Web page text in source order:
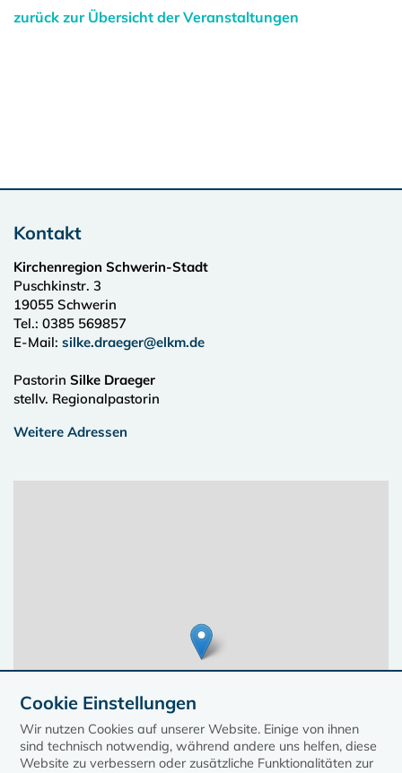
zurück zur Übersicht der Veranstaltungen
Kontakt
Kirchenregion Schwerin-Stadt
Puschkinstr. 3
19055 Schwerin
Tel.: 0385 569857
E-Mail: silke.draeger@elkm.de
Pastorin Silke Draeger
stellv. Regionalpastorin
Weitere Adressen
Cookie Einstellungen
Wir nutzen Cookies auf unserer Website. Einige von ihnen
sind technisch notwendig, während andere uns helfen, diese
Website zu verbessern oder zusätzliche Funktionalitäten zur